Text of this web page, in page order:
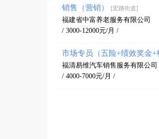
销售（营销） [宏路街道]
福建省中富养老服务有限公司
/ 3000-12000元/月 /
市场专员（五险+绩效奖金
福清易维汽车销售服务有限公司
/ 4000-7000元/月 /